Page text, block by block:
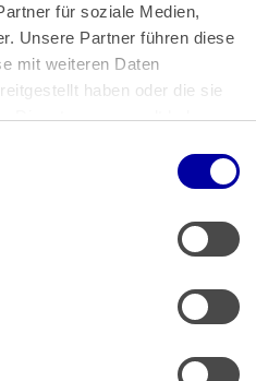
für soziale Medien,
Unsere Partner führen diese
mit weiteren Daten
haben oder die sie
Dienste gesammelt haben.